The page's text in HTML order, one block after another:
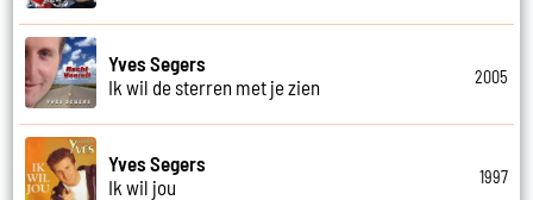
Yves Segers
Ik wil de sterren met je zien
2005
Yves Segers
Ik wil jou
1997